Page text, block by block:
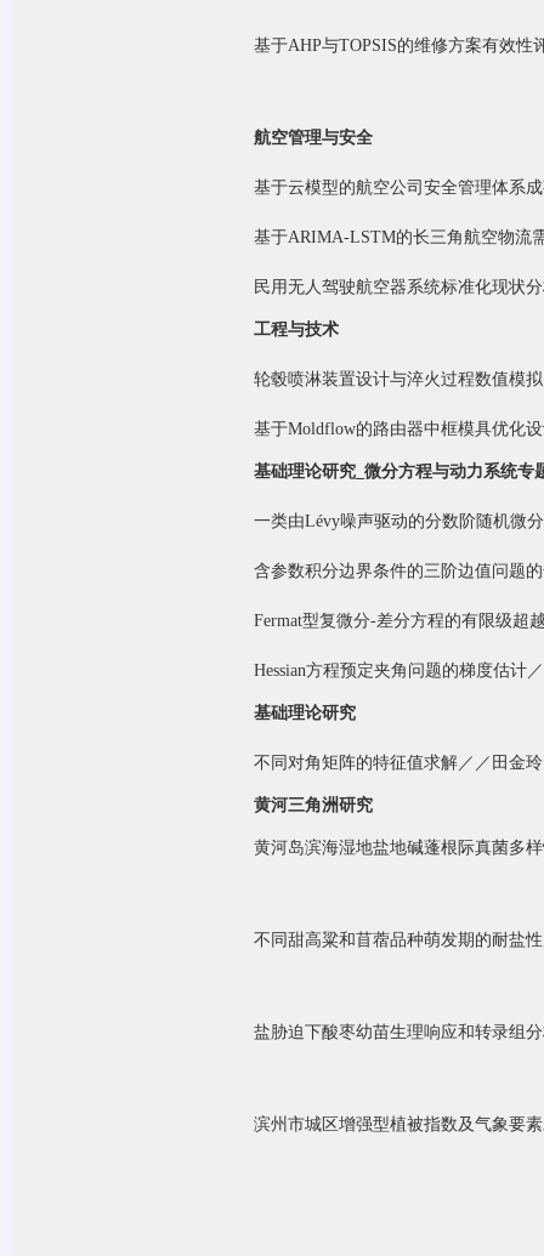
基于AHP与TOPSIS的维修方案有效性
航空管理与安全
基于云模型的航空公司安全管理体系
基于ARIMA-LSTM的长三角航空物流
民用无人驾驶航空器系统标准化现状
工程与技术
轮毂喷淋装置设计与淬火过程数值模拟
基于Moldflow的路由器中框模具优化
基础理论研究_微分方程与动力系统专
一类由Lévy噪声驱动的分数阶随机微
含参数积分边界条件的三阶边值问题
Fermat型复微分-差分方程的有限级超
Hessian方程预定夹角问题的梯度估计
基础理论研究
不同对角矩阵的特征值求解／／ 田金玲
黄河三角洲研究
黄河岛滨海湿地盐地碱蓬根际真菌多
不同甜高粱和苜蓿品种萌发期的耐盐性
盐胁迫下酸枣幼苗生理响应和转录组
滨州市城区增强型植被指数及气象要